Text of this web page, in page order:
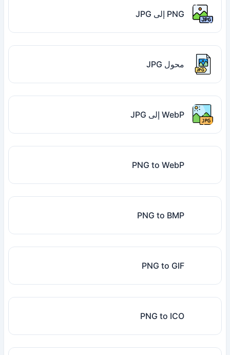
PNG إلى JPG
محول JPG
WebP إلى JPG
PNG to WebP
PNG to BMP
PNG to GIF
PNG to ICO